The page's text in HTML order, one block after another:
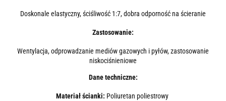
Doskonale elastyczny, ściśliwość 1:7, dobra odporność na ścieranie
Zastosowanie:
Wentylacja, odprowadzanie mediów gazowych i pyłów, zastosowanie
niskociśnieniowe
Dane techniczne:
Materiał ścianki: Poliuretan poliestrowy